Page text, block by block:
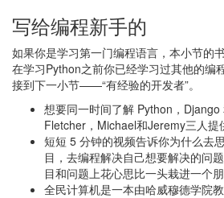
写给编程新手的
如果你是学习第一门编程语言，本小节的
在学习Python之前你已经学习过其他的编
接到下一小节——“有经验的开发者”。
想要同一时间了解 Python，
Fletcher，Michael和Jeremy三人提
短短 5 分钟的视频告诉你为什么去
目，去编程解决自己想要解决的问
目和问题上花心思比一头栽进一个
全民计算机是一本由哈威穆德学院